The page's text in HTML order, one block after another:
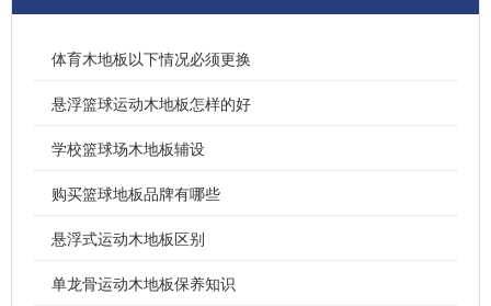
体育木地板以下情况必须更换
悬浮篮球运动木地板怎样的好
学校篮球场木地板辅设
购买篮球地板品牌有哪些
悬浮式运动木地板区别
单龙骨运动木地板保养知识